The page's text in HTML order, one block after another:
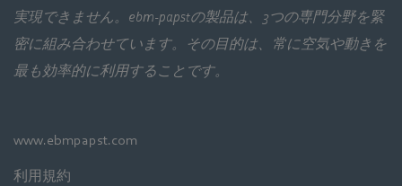
実現できません。ebm‑papstの製品は、3つの専門分野を緊
密に組み合わせています。その目的は、常に空気や動きを
最も効率的に利用することです。
www.ebmpapst.com
利用規約